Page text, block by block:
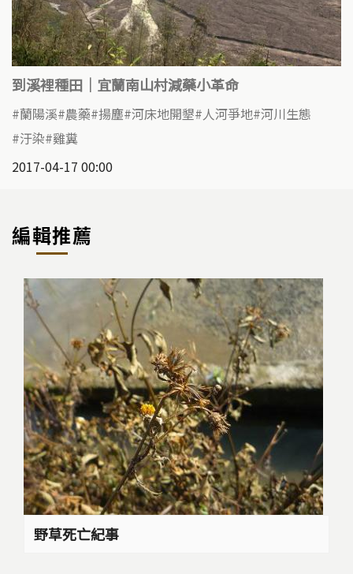
到溪裡種田｜宜蘭南山村減藥小革命
蘭陽溪 農藥 揚塵 河床地開墾 人河爭地 河川生態
汙染 雞糞
2017-04-17 00:00
編輯推薦
野草死亡紀事